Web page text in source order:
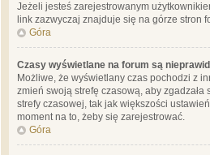
Jeżeli jesteś zarejestrowanym
link zazwyczaj znajduje się na górze stron
Góra
Czasy wyświetlane na forum są
Możliwe, że wyświetlany czas pochodzi z
zmień swoją strefę czasową, aby
strefy czasowej, tak jak większości
moment na to, żeby się zarejestrować.
Góra